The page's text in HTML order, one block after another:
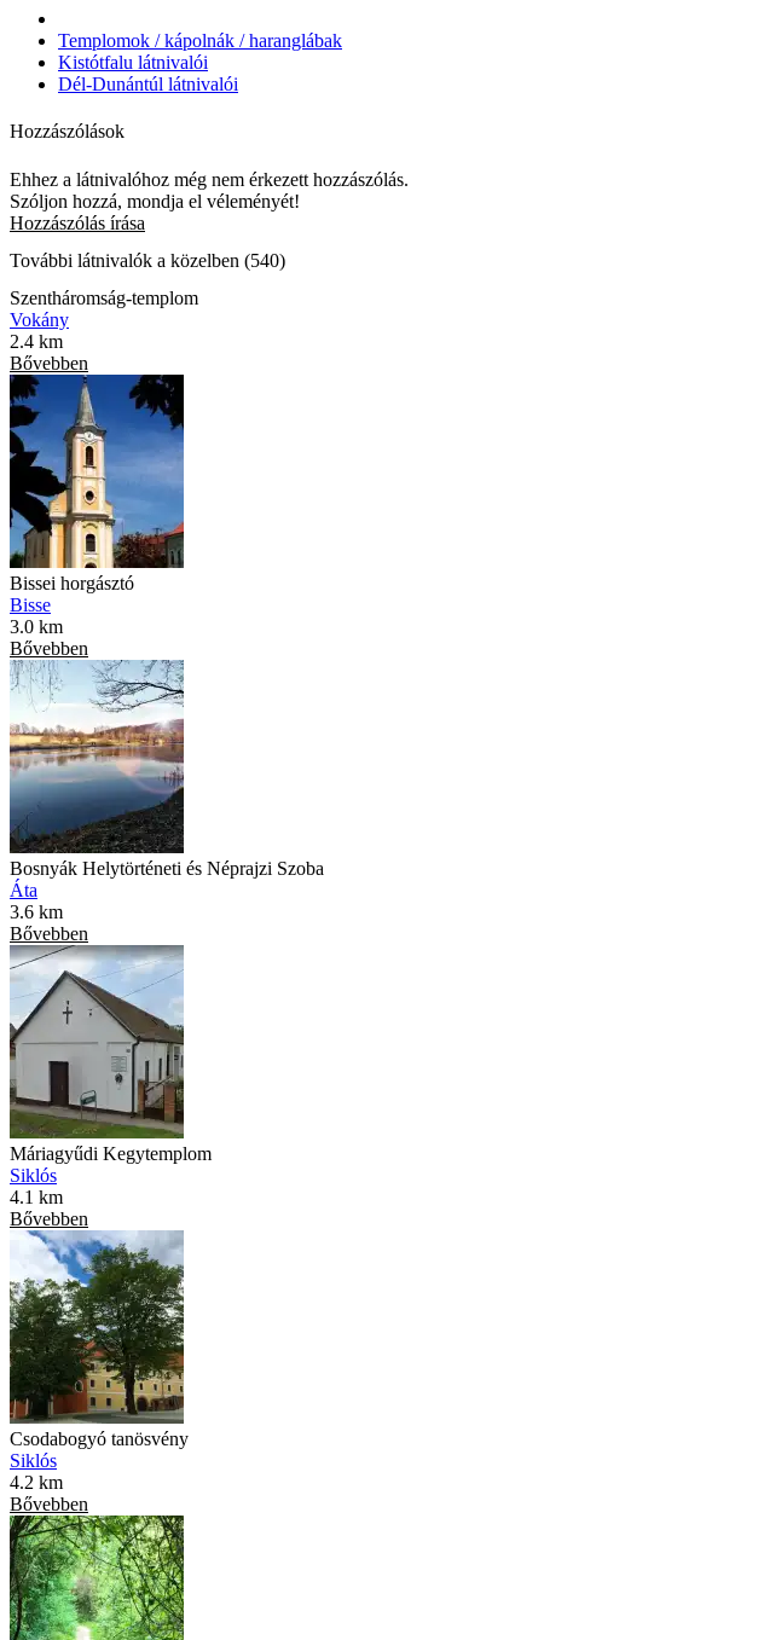
Templomok / kápolnák / haranglábak
Kistótfalu látnivalói
Dél-Dunántúl látnivalói
Hozzászólások
Ehhez a látnivalóhoz még nem érkezett hozzászólás.
Szóljon hozzá, mondja el véleményét!
Hozzászólás írása
További látnivalók a közelben (540)
Szentháromság-templom
Vokány
2.4 km
Bővebben
Bissei horgásztó
Bisse
3.0 km
Bővebben
Bosnyák Helytörténeti és Néprajzi Szoba
Áta
3.6 km
Bővebben
Máriagyűdi Kegytemplom
Siklós
4.1 km
Bővebben
Csodabogyó tanösvény
Siklós
4.2 km
Bővebben